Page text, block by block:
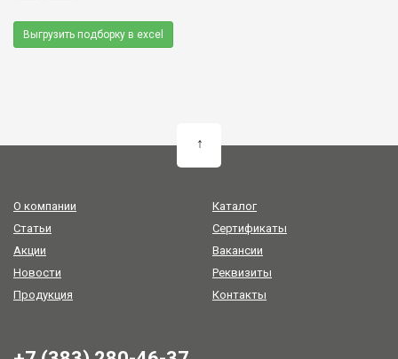
Выгрузить подборку в excel
↑
О компании
Статьи
Акции
Новости
Продукция
Каталог
Сертификаты
Вакансии
Реквизиты
Контакты